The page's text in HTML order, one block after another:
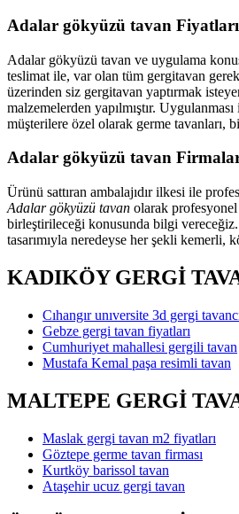
Adalar gökyüzü tavan Fiyatları
Adalar gökyüzü tavan ve uygulama
teslimat ile, var olan tüm gergitavan
üzerinden siz gergitavan yaptırmak
malzemelerden yapılmıştır.
müşterilere özel olarak germe tavanları,
Adalar gökyüzü tavan
Ürünü sattıran ambalajıdır ilkesi ile
Adalar gökyüzü tavan olarak profesyonel
birleştirileceği konusunda bilgi
tasarımıyla neredeyse her şekli
KADIKÖY GERGİ
Cıhangır unıversite 3d gergi
Gebze gergi tavan fiyatları
Cumhuriyet mahallesi gergili tavan
Mustafa Kemal paşa resimli tavan
MALTEPE GERGİ
Maslak gergi tavan m2 fiyatları
Göztepe germe tavan firması
Kurtköy barissol tavan
Ataşehir ucuz gergi tavan